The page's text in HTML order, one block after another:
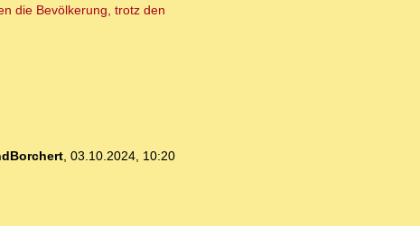
die Bevölkerung, trotz den
, 03.10.2024, 10:20